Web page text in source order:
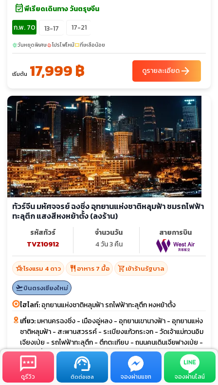
event_availableพีเรียดเดินทาง วันตรุษจีน
ก.พ. 70
13-17 17-21
sunnyวันหยุดพิเศษlocal_fire_departmentโปรไฟไหม้confirmation_numberที่เหลือน้อย
เริ่มต้น 17,999 ฿ ดูรายละเอียดarrow_forward
ทัวร์จีน มหัศจจรย์ ฉงชิ่ง อุทยานแห่งชาติหลุมฟ้า ชมรถไฟฟ้า
ทะลุตึก แสงสีหงหย้าตั้ง (ลงร้าน)
รหัสทัวร์
TVZ10912
จำนวนวัน
4 วัน 3 คืน
สายการบิน
hotel_classโรงแรม 4 ดาว restaurant อาหาร 7 มื้อ shopping_cartเข้าร้านรัฐบาล
flight_takeoffบินตรงเชียงใหม่
ไฮไลท์:อุทยานแห่งชาติหลุมฟ้า รถไฟฟ้าทะลุตึก หงหย้าตั้ง
เที่ยว:มหานครฉงชิ่ง - เมืองอู่หลง - อุทยานเขานางฟ้า - อุทยานแห่ง
ชาติหลุมฟ้า - สะพานสวรรค์ - ระเบียงแก้วกระจก - วัดเจ้าแม่กวนอิม
เจียงเป่ย - รถไฟฟ้าทะลุตึก - ตึกตะเกียบ - ถนนคนเดินเจียฟางเป่ย -
หงหย้าตั้ง
event_availableพีเรียดเดินทาง วันตรุษจีน
ดูรีวิว ติดต่อเซล จองผ่านแชท จองผ่านไลน์